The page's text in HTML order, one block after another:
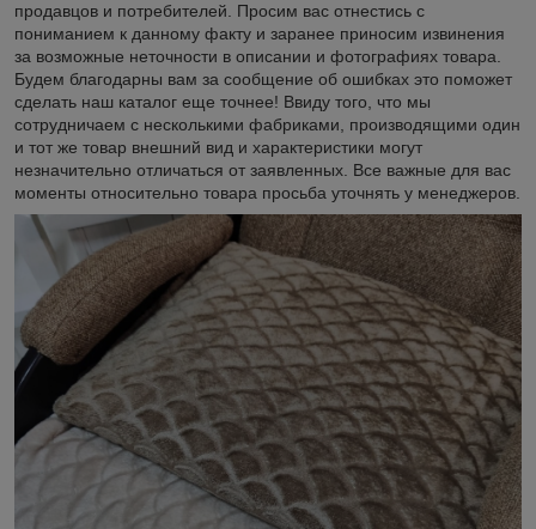
продавцов и потребителей. Просим вас отнестись с
пониманием к данному факту и заранее приносим извинения
за возможные неточности в описании и фотографиях товара.
Будем благодарны вам за сообщение об ошибках это поможет
сделать наш каталог еще точнее! Ввиду того, что мы
сотрудничаем с несколькими фабриками, производящими один
и тот же товар внешний вид и характеристики могут
незначительно отличаться от заявленных. Все важные для вас
моменты относительно товара просьба уточнять у менеджеров.